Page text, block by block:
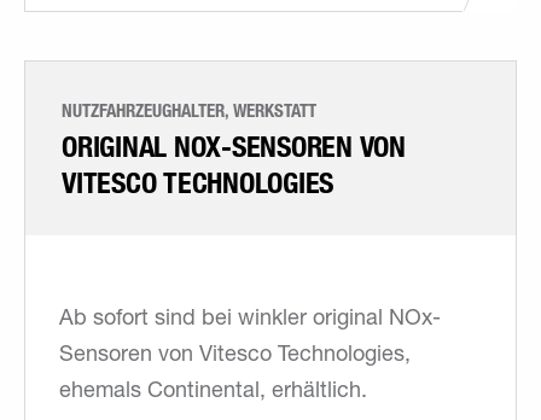
NUTZFAHRZEUGHALTER, WERKSTATT
ORIGINAL NOX-SENSOREN VON
VITESCO TECHNOLOGIES
Ab sofort sind bei winkler original NOx-
Sensoren von Vitesco Technologies,
ehemals Continental, erhältlich.